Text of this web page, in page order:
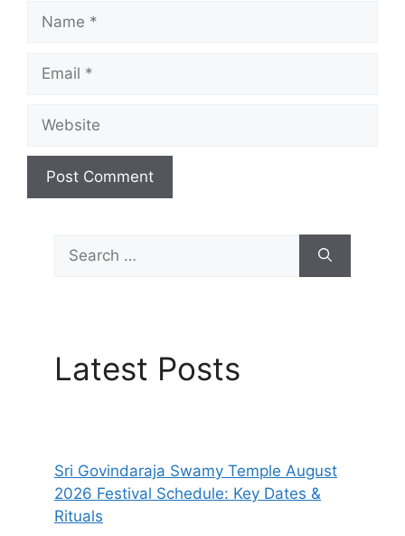
for:
Latest Posts
Sri Govindaraja Swamy Temple August
2026 Festival Schedule: Key Dates &
Rituals